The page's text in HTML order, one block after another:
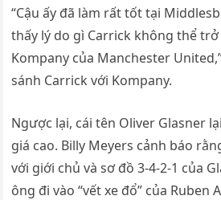
“Cậu ấy đã làm rất tốt tại
thấy lý do gì Carrick không thể
Kompany của Manchester
sánh Carrick với Kompany.
Ngược lại, cái tên Oliver Glasner
giá cao. Billy Meyers cảnh báo
với giới chủ và sơ đồ 3-4-2-1 của
ông đi vào “vết xe đổ” của Ruben